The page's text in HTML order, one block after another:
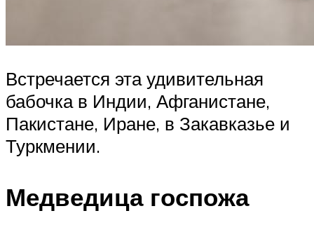
Встречается эта удивительная
бабочка в Индии, Афганистане,
Пакистане, Иране, в Закавказье и
Туркмении.
Медведица госпожа